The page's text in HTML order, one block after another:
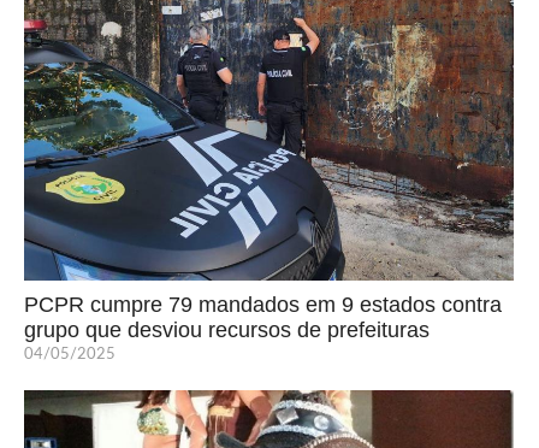
PCPR cumpre 79 mandados em 9 estados contra
grupo que desviou recursos de prefeituras
04/05/2025